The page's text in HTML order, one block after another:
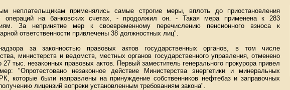
неплательщикам применялись самые строгие меры, вплоть до приостановления
операций на банковских счетах, - продолжил он. - Такая мера применена к 283
За непринятие мер к своевременному перечислению пенсионного взноса к
ответственности привлечены 38 должностных лиц".
за законностью правовых актов государственных органов, в том числе
министерств и ведомств, местных органов государственного управления, отменено
27 тыс. незаконных правовых актов. Первый заместитель генерального прокурора привел
"Опротестовано незаконное действие Министерства энергетики и минеральных
которые были направлены на принуждение собственников нефтебаз и заправочных
лицензий вопреки установленным требованиям закона".